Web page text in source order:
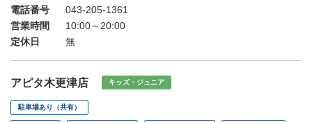
電話番号
043-205-1361
営業時間
10:00～20:00
定休日
無
アピタ木更津店 キッズ・ジュニア
駐車場あり（共有）